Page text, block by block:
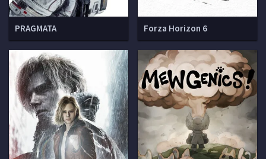
PRAGMATA Forza Horizon 6